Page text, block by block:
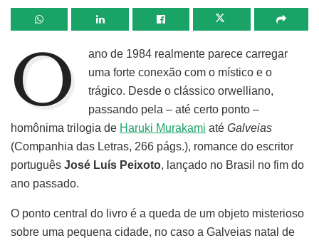
O
ano de 1984 realmente parece carregar
uma forte conexão com o místico e o
trágico. Desde o clássico orwelliano,
passando pela – até certo ponto –
homônima trilogia de Haruki Murakami até Galveias
(Companhia das Letras, 266 págs.), romance do escritor
português José Luís Peixoto, lançado no Brasil no fim do
ano passado.
O ponto central do livro é a queda de um objeto misterioso
sobre uma pequena cidade, no caso a Galveias natal de